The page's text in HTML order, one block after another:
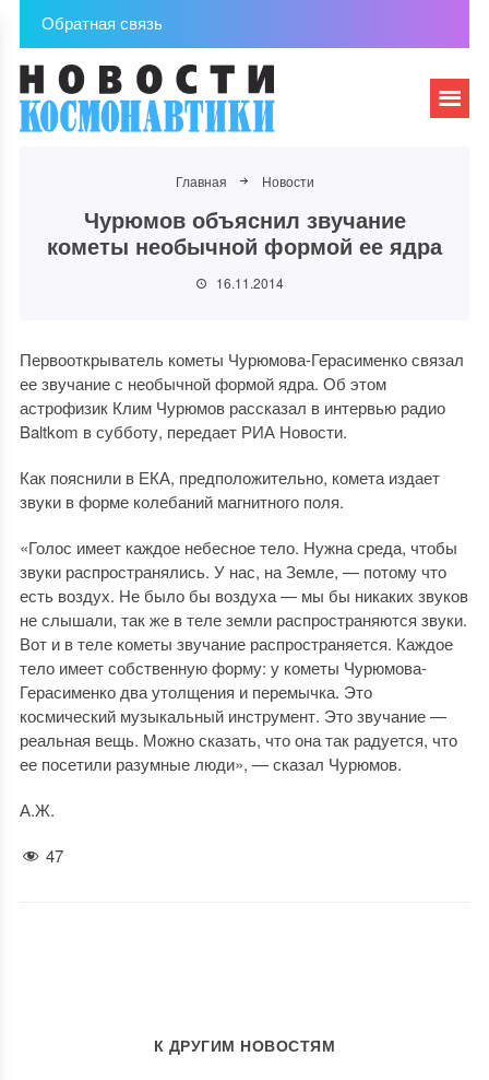
Обратная связь
Главная Новости
Чурюмов объяснил звучание
кометы необычной формой ее ядра
16.11.2014
Первооткрыватель кометы Чурюмова-Герасименко связал
ее звучание с необычной формой ядра. Об этом
астрофизик Клим Чурюмов рассказал в интервью радио
Baltkom в субботу, передает РИА Новости.
Как пояснили в ЕКА, предположительно, комета издает
звуки в форме колебаний магнитного поля.
«Голос имеет каждое небесное тело. Нужна среда, чтобы
звуки распространялись. У нас, на Земле, — потому что
есть воздух. Не было бы воздуха — мы бы никаких звуков
не слышали, так же в теле земли распространяются звуки.
Вот и в теле кометы звучание распространяется. Каждое
тело имеет собственную форму: у кометы Чурюмова-
Герасименко два утолщения и перемычка. Это
космический музыкальный инструмент. Это звучание —
реальная вещь. Можно сказать, что она так радуется, что
ее посетили разумные люди», — сказал Чурюмов.
А.Ж.
47
К ДРУГИМ НОВОСТЯМ